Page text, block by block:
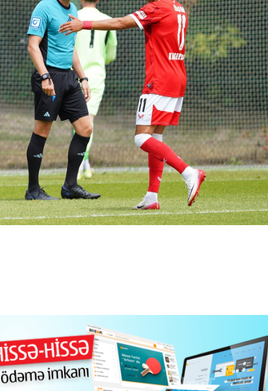
erməninin qızıl
"Neftçi"də vəziyyət çox acınacaqlıdır,
yoxdur" - Ağasəlim Mircavadov
erməninin qızıl
AFFA-nın milliyə namizədləri: Abdullah
Fatih Terim, Rəşad Sadıqov